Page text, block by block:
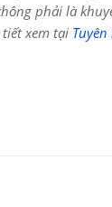
phải là
xem tại